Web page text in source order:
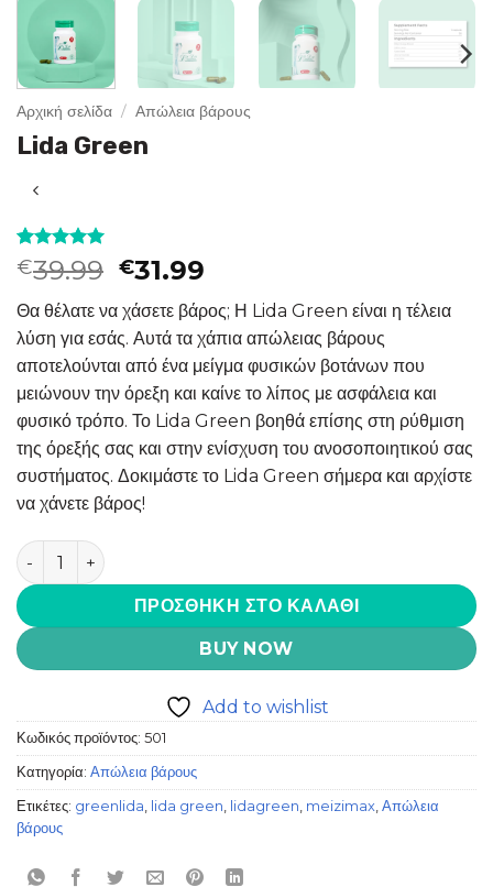
Αρχική σελίδα / Απώλεια βάρους
Lida Green
Βαθμολογήθηκε
με5από 5
1
βαθμολογία
πελάτη
€39.99 Original
price
was:
€39.99.
€31.99
τρέχουσα
τιμή
είναι:
€31.99.
Θα θέλατε να χάσετε βάρος; Η Lida Green είναι η τέλεια
λύση για εσάς. Αυτά τα χάπια απώλειας βάρους
αποτελούνται από ένα μείγμα φυσικών βοτάνων που
μειώνουν την όρεξη και καίνε το λίπος με ασφάλεια και
φυσικό τρόπο. Το Lida Green βοηθά επίσης στη ρύθμιση
της όρεξής σας και στην ενίσχυση του ανοσοποιητικού σας
συστήματος. Δοκιμάστε το Lida Green σήμερα και αρχίστε
να χάνετε βάρος!
Lida Green ποσότητα
ΠΡΟΣΘΉΚΗ ΣΤΟ ΚΑΛΆΘΙ
BUY NOW
Add to wishlist
Κωδικός προϊόντος: 501
Κατηγορία: Απώλεια βάρους
Ετικέτες: greenlida lida green lidagreen meizimax Απώλεια
βάρους